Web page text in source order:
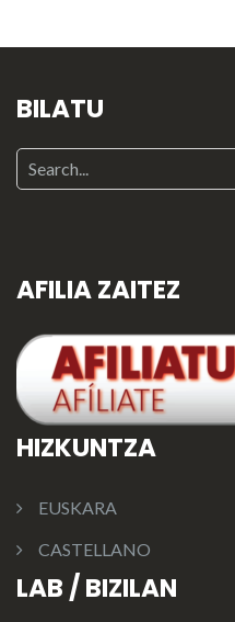
BILATU
AFILIA ZAITEZ
HIZKUNTZA
EUSKARA
CASTELLANO
LAB / BIZILAN